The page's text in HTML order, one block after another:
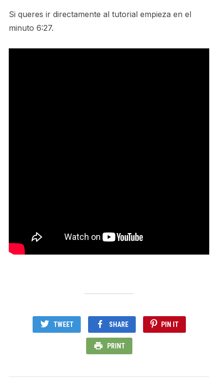
Si queres ir directamente al tutorial empieza en el
minuto 6:27.
TWEET SHARE PIN IT
PRINT